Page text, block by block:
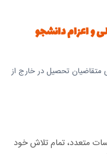
اعزام دانشجو
متقاضیان تحصیل در خارج از
متعدد، تمام تلاش خود